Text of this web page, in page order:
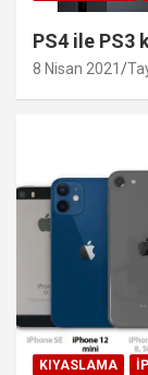
PS4 ile PS3
8 Nisan 2021
KIYASLAMA